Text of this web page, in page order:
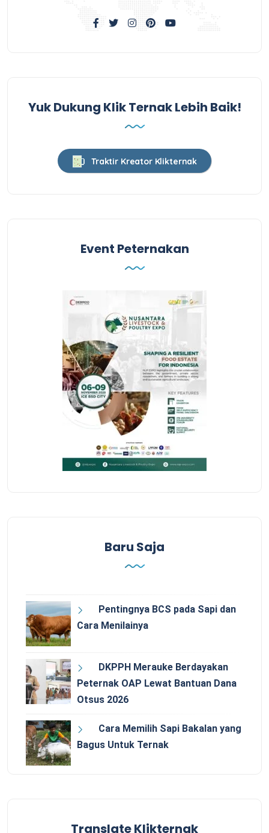
Yuk Dukung Klik Ternak Lebih Baik!
Traktir Kreator Klikternak
Event Peternakan
Baru Saja
Pentingnya BCS pada Sapi dan
Cara Menilainya
DKPPH Merauke Berdayakan
Peternak OAP Lewat Bantuan Dana
Otsus 2026
Cara Memilih Sapi Bakalan yang
Bagus Untuk Ternak
Translate Klikternak